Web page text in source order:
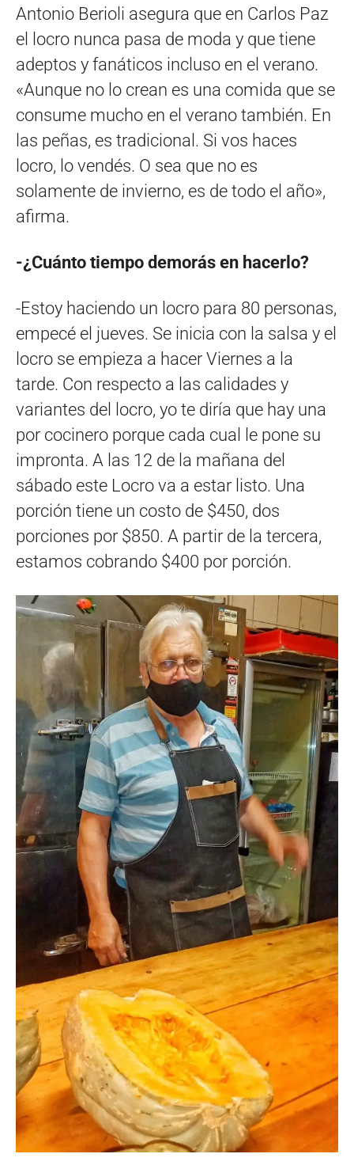
Antonio Berioli asegura que en Carlos Paz
el locro nunca pasa de moda y que tiene
adeptos y fanáticos incluso en el verano.
«Aunque no lo crean es una comida que se
consume mucho en el verano también. En
las peñas, es tradicional. Si vos haces
locro, lo vendés. O sea que no es
solamente de invierno, es de todo el año»,
afirma.
-¿Cuánto tiempo demorás en hacerlo?
-Estoy haciendo un locro para 80 personas,
empecé el jueves. Se inicia con la salsa y el
locro se empieza a hacer Viernes a la
tarde. Con respecto a las calidades y
variantes del locro, yo te diría que hay una
por cocinero porque cada cual le pone su
impronta. A las 12 de la mañana del
sábado este Locro va a estar listo. Una
porción tiene un costo de $450, dos
porciones por $850. A partir de la tercera,
estamos cobrando $400 por porción.